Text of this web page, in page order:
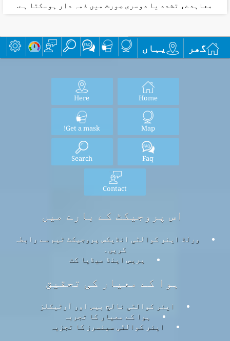
معاہدے، تشدد یا دوسری صورت میں ذمہ دار ہوسکتا ہے.
گھر یہاں
Home
Here
Map
Get a mask!
Faq
Search
Contact
اس پروجیکٹ کے بارے میں
ورلڈ ایئر کوالٹی انڈیکس پروجیکٹ ٹیم سے رابطہ
کریں۔
پریس اینڈ میڈیا کٹ
ہوا کے معیار کی تحقیق
ایئر کوالٹی نالج بیس اور آرٹیکلز
ہوا کے معیار کا تجربہ
ایئر کوالٹی سینسرز کا تجزیہ